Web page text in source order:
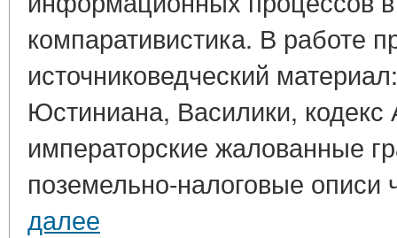
компаративистика. В работе
источниковедческий
Юстиниана, Василики,
императорские жалованные
поземельно-налоговые описи
далее